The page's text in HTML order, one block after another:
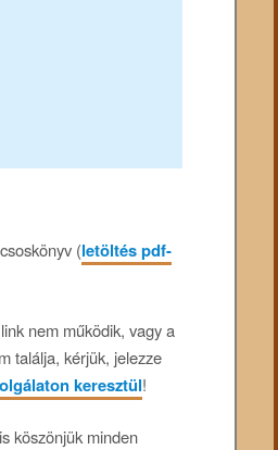
(letöltés pdf-
nem működik, vagy a
találja, kérjük, jelezze
keresztül!
köszönjük minden